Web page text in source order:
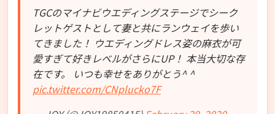
TGCのマイナビウエディングステージでシーク
レットゲストとして妻と共にランウェイを歩い
てきました！ ウエディングドレス姿の麻衣が可
愛すぎて好きレベルがさらにUP！ 本当大切な存
在です。 いつも幸せをありがとう^ ^
pic.twitter.com/CNplucko7F